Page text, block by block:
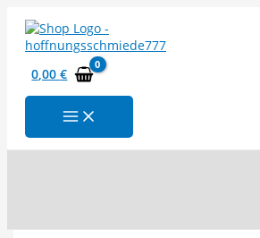
Inhalt
springen
0,00€